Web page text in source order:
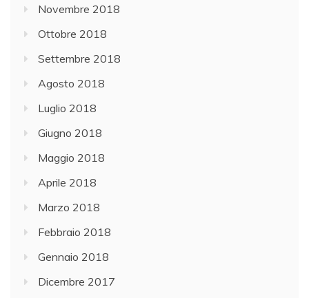
Novembre 2018
Ottobre 2018
Settembre 2018
Agosto 2018
Luglio 2018
Giugno 2018
Maggio 2018
Aprile 2018
Marzo 2018
Febbraio 2018
Gennaio 2018
Dicembre 2017